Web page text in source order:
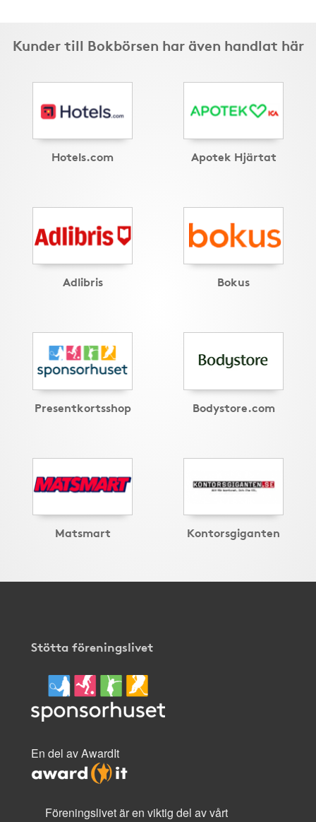
Kunder till Bokbörsen har även handlat här
Hotels.com Apotek Hjärtat
Adlibris Bokus
Presentkortsshop Bodystore.com
Matsmart Kontorsgiganten
Stötta föreningslivet
En del av AwardIt
Föreningslivet är en viktig del av vårt